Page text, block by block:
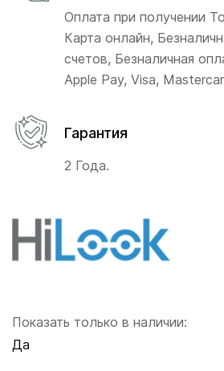
Показать только в наличии:
Да
Оплата при получении
Карта онлайн,
счетов, Безналичная
Apple Pay, Visa,
Гарантия
2 Года.